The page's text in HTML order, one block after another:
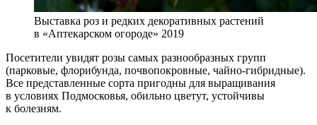
Выставка роз и редких декоративных растений
в «Аптекарском огороде» 2019
Посетители увидят розы самых разнообразных групп
(парковые, флорибунда, почвопокровные, чайно-гибридные).
Все представленные сорта пригодны для выращивания
в условиях Подмосковья, обильно цветут, устойчивы
к болезням.